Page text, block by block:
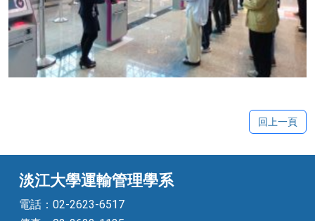
回上一頁
淡江大學運輸管理學系
電話：02-2623-6517